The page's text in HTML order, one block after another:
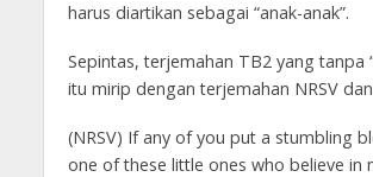
harus diartikan sebagai “anak-anak”.
Sepintas, terjemahan TB2 yang tanpa
itu mirip dengan terjemahan NRSV
(NRSV) If any of you put a stumbling
one of these little ones who believe in